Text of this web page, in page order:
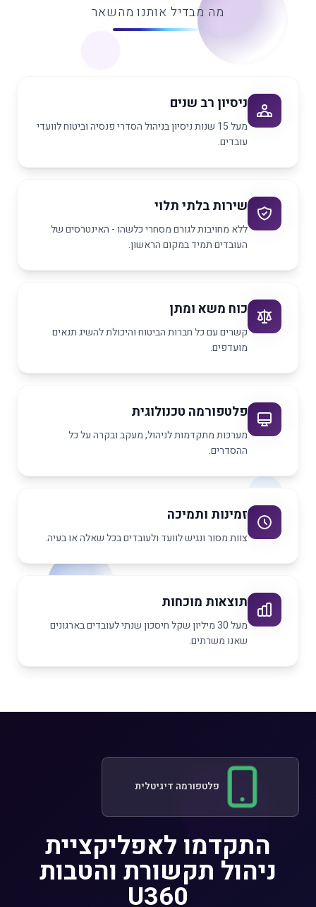
מה מבדיל אותנו מהשאר
ניסיון רב שנים
מעל 15 שנות ניסיון בניהול הסדרי פנסיה וביטוח לוועדי
עובדים.
שירות בלתי תלוי
ללא מחויבות לגורם מסחרי כלשהו - האינטרסים של
העובדים תמיד במקום הראשון.
כוח משא ומתן
קשרים עם כל חברות הביטוח והיכולת להשיג תנאים
מועדפים.
פלטפורמה טכנולוגית
מערכות מתקדמות לניהול, מעקב ובקרה על כל
ההסדרים.
זמינות ותמיכה
צוות מסור ונגיש לוועד ולעובדים בכל שאלה או בעיה.
תוצאות מוכחות
מעל 30 מיליון שקל חיסכון שנתי לעובדים בארגונים
שאנו משרתים.
פלטפורמה דיגיטלית
התקדמו לאפליקציית
ניהול תקשורת והטבות
U360